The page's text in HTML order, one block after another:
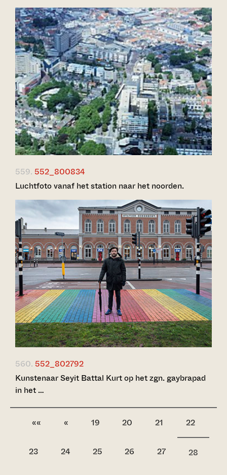
559. 552_800834
Luchtfoto vanaf het station naar het noorden.
560. 552_802792
Kunstenaar Seyit Battal Kurt op het zgn. gaybrapad
in het …
«« « 19 20 21 22
23 24 25 26 27 28